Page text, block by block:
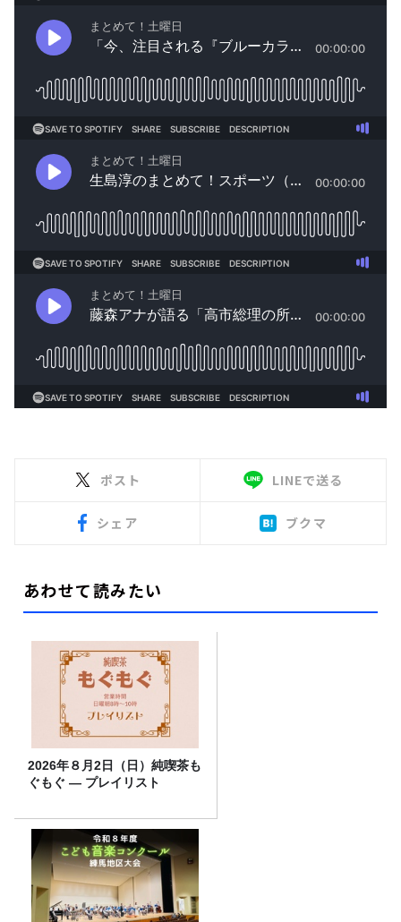
ポスト LINEで送る
シェア ブクマ
あわせて読みたい
2026年８月2日（日）純喫茶も
ぐもぐ ― プレイリスト